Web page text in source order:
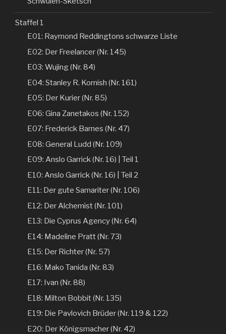
Staffel 1
E01: Raymond Reddingtons schwarze Liste
E02: Der Freelancer (Nr. 145)
E03: Wujing (Nr. 84)
E04: Stanley R. Kornish (Nr. 161)
E05: Der Kurier (Nr. 85)
E06: Gina Zanetakos (Nr. 152)
E07: Frederick Barnes (Nr. 47)
E08: General Ludd (Nr. 109)
E09: Anslo Garrick (Nr. 16) | Teil 1
E10: Anslo Garrick (Nr. 16) | Teil 2
E11: Der gute Samariter (Nr. 106)
E12: Der Alchemist (Nr. 101)
E13: Die Cyprus Agency (Nr. 64)
E14: Madeline Pratt (Nr. 73)
E15: Der Richter (Nr. 57)
E16: Mako Tanida (Nr. 83)
E17: Ivan (Nr. 88)
E18: Milton Bobbit (Nr. 135)
E19: Die Pavlovich Brüder (Nr. 119 & 122)
E20: Der Königsmacher (Nr. 42)